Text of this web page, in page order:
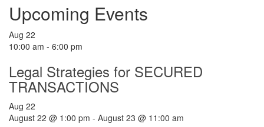
Upcoming Events
Aug 22
10:00 am - 6:00 pm
Legal Strategies for SECURED
TRANSACTIONS
Aug 22
August 22 @ 1:00 pm - August 23 @ 11:00 am